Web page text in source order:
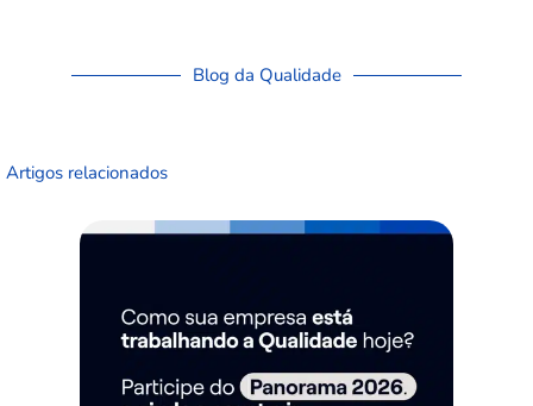
Blog da Qualidade
Artigos relacionados